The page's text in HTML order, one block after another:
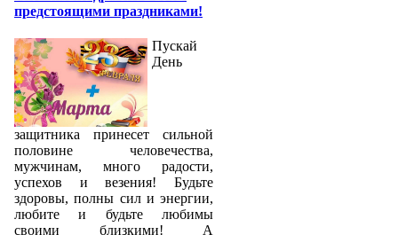
предстоящими праздниками!
Пускай
День
защитника принесет сильной
половине человечества,
мужчинам, много радости,
успехов и везения! Будьте
здоровы, полны сил и энергии,
любите и будьте любимы
своими близкими! А